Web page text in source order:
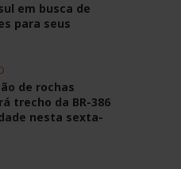
em busca de
para seus
de rochas
trecho da BR-386
nesta sexta-